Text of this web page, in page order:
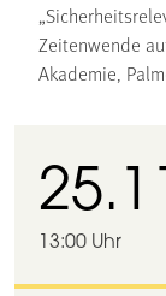
Zeitenwende
Akademie,
13:00 Uhr